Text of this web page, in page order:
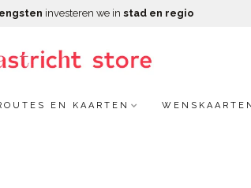
investeren we in stad en regio
EN KAARTEN